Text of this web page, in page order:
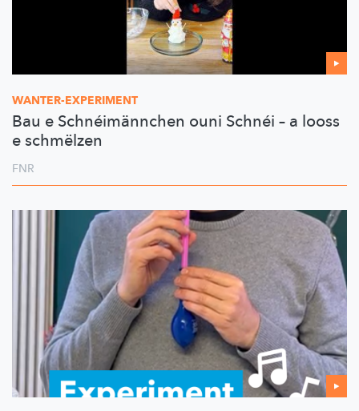
WANTER-EXPERIMENT
Bau e Schnéimännchen ouni Schnéi – a looss
e schmëlzen
FNR